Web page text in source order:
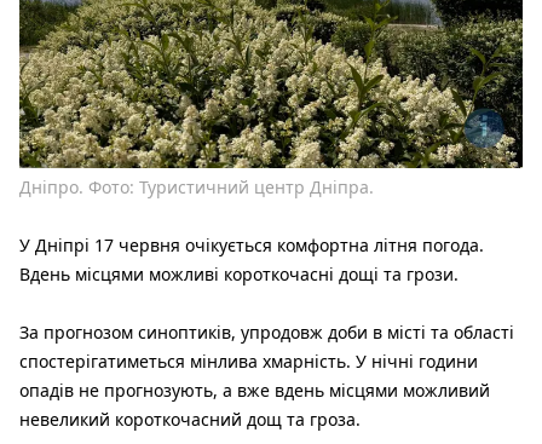
Дніпро. Фото: Туристичний центр Дніпра.
У Дніпрі 17 червня очікується комфортна літня погода.
Вдень місцями можливі короткочасні дощі та грози.
За прогнозом синоптиків, упродовж доби в місті та області
спостерігатиметься мінлива хмарність. У нічні години
опадів не прогнозують, а вже вдень місцями можливий
невеликий короткочасний дощ та гроза.